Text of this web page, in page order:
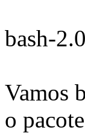
bash-
Vamos
o